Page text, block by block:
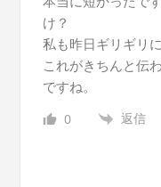
け？
私も昨日ギリギリ
これがきちんと伝
ですね。
0 返信